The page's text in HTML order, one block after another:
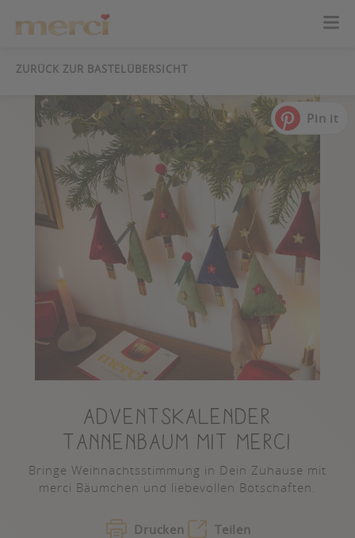
ZURÜCK ZUR BASTELÜBERSICHT
ADVENTSKALENDER
TANNENBAUM MIT MERCI
Bringe Weihnachtsstimmung in Dein Zuhause mit
merci Bäumchen und liebevollen Botschaften.
Drucken Teilen